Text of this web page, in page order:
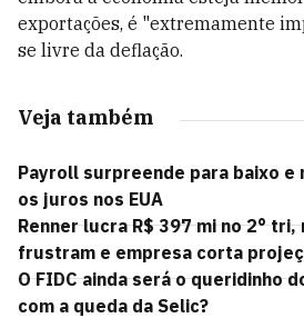
exportações, é "extremamente
se livre da deflação.
Veja também
Payroll surpreende para baixo e
os juros nos EUA
Renner lucra R$ 397 mi no 2° tri,
frustram e empresa corta
O FIDC ainda será o queridinho
com a queda da Selic?